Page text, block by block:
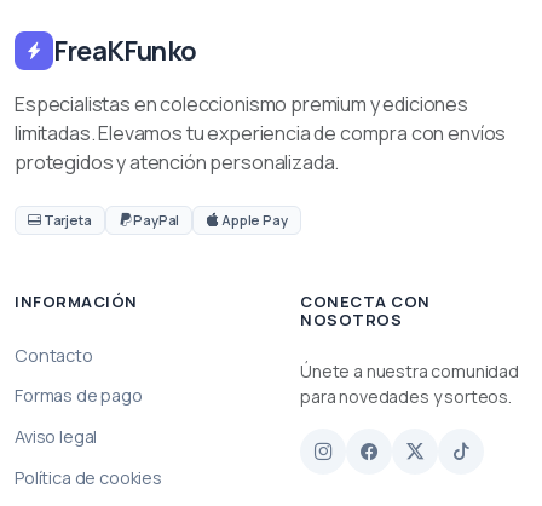
FreaKFunko
Especialistas en coleccionismo premium y ediciones
limitadas. Elevamos tu experiencia de compra con envíos
protegidos y atención personalizada.
Tarjeta PayPal Apple Pay
INFORMACIÓN
Contacto
Formas de pago
Aviso legal
Política de cookies
CONECTA CON
NOSOTROS
Únete a nuestra comunidad
para novedades y sorteos.